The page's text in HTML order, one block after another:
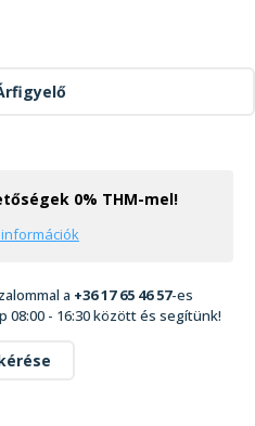
0% THM-mel!
a +36 17 65 46 57-es
08:00 - 16:30 között és segítünk!